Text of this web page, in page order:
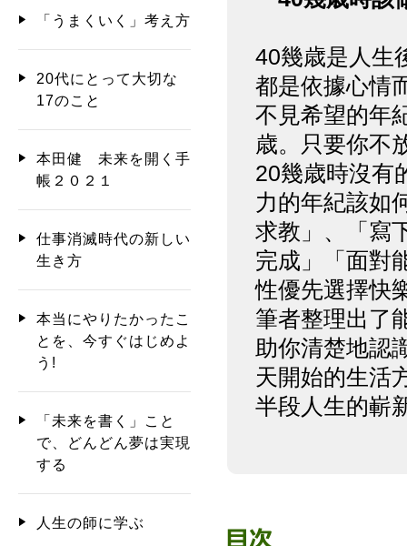
40幾歳是人生
都是依據心情
不見希望的年
歳。只要你不
20幾歳時沒有
力的年紀該如
求教」、「寫
完成」「面對
性優先選擇快
筆者整理出了
助你清楚地認
天開始的生活
半段人生的嶄
「うまくいく」考え方
20代にとって大切な
17のこと
本田健 未来を開く手
帳２０２１
仕事消滅時代の新しい
生き方
本当にやりたかったこ
とを、今すぐはじめよ
う!
「未来を書く」こと
で、どんどん夢は実現
する
人生の師に学ぶ